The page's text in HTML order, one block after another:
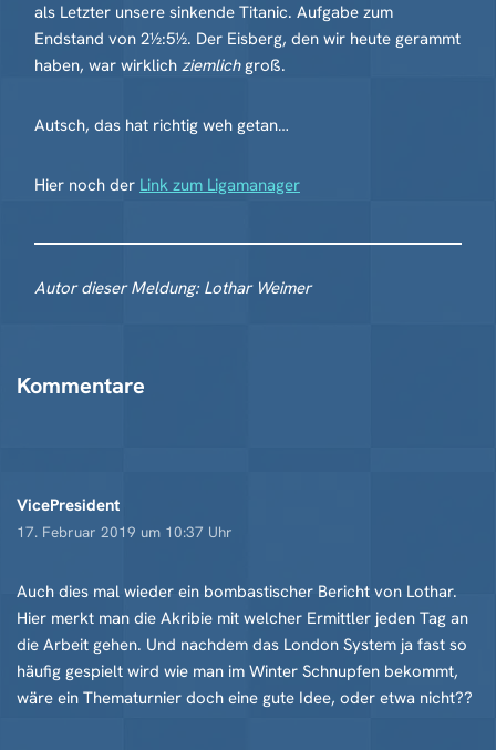
als Letzter unsere sinkende Titanic. Aufgabe zum
Endstand von 2½:5½. Der Eisberg, den wir heute gerammt
haben, war wirklich ziemlichgroß.
Autsch, das hat richtig weh getan…
Hier noch der Link zum Ligamanager
Autor dieser Meldung: Lothar Weimer
Kommentare
VicePresident
17. Februar 2019 um 10:37 Uhr
Auch dies mal wieder ein bombastischer Bericht von Lothar.
Hier merkt man die Akribie mit welcher Ermittler jeden Tag an
die Arbeit gehen. Und nachdem das London System ja fast so
häufig gespielt wird wie man im Winter Schnupfen bekommt,
wäre ein Thematurnier doch eine gute Idee, oder etwa nicht??